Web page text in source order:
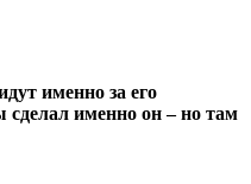
именно за его
именно он – но там